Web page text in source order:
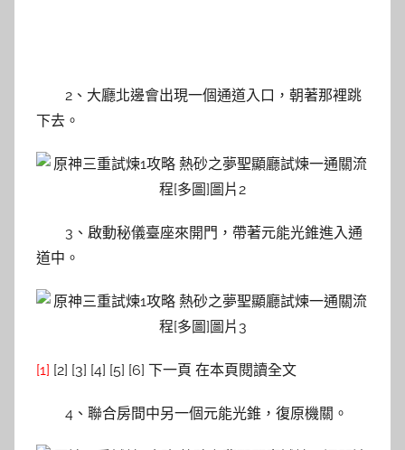
2、大廳北邊會出現一個通道入口，朝著那裡跳
下去。
3、啟動秘儀臺座來開門，帶著元能光錐進入通
道中。
[1] [2] [3] [4] [5] [6] 下一頁 在本頁閱讀全文
4、聯合房間中另一個元能光錐，復原機關。